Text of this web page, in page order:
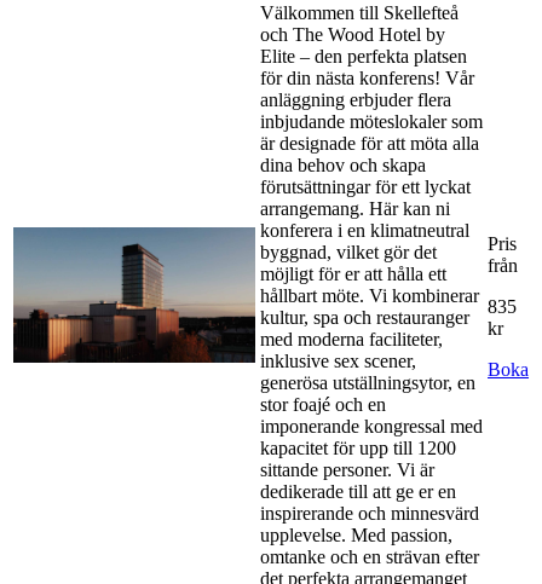
Välkommen till Skellefteå
och The Wood Hotel by
Elite – den perfekta platsen
för din nästa konferens! Vår
anläggning erbjuder flera
inbjudande möteslokaler som
är designade för att möta alla
dina behov och skapa
förutsättningar för ett lyckat
arrangemang. Här kan ni
konferera i en klimatneutral
byggnad, vilket gör det
möjligt för er att hålla ett
hållbart möte. Vi kombinerar
kultur, spa och restauranger
med moderna faciliteter,
inklusive sex scener,
generösa utställningsytor, en
stor foajé och en
imponerande kongressal med
kapacitet för upp till 1200
sittande personer. Vi är
dedikerade till att ge er en
inspirerande och minnesvärd
upplevelse. Med passion,
omtanke och en strävan efter
det perfekta arrangemanget
Pris
från
835
kr
Boka